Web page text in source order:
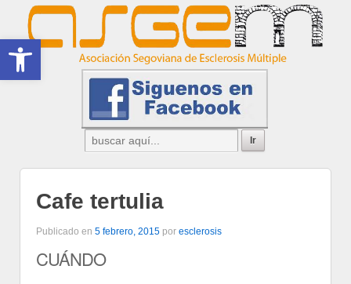
Abrir barra de herramientas
Cafe tertulia
Publicado en 5 febrero, 2015 por esclerosis
CUÁNDO